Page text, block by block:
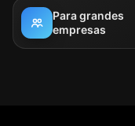
Para grandes
empresas